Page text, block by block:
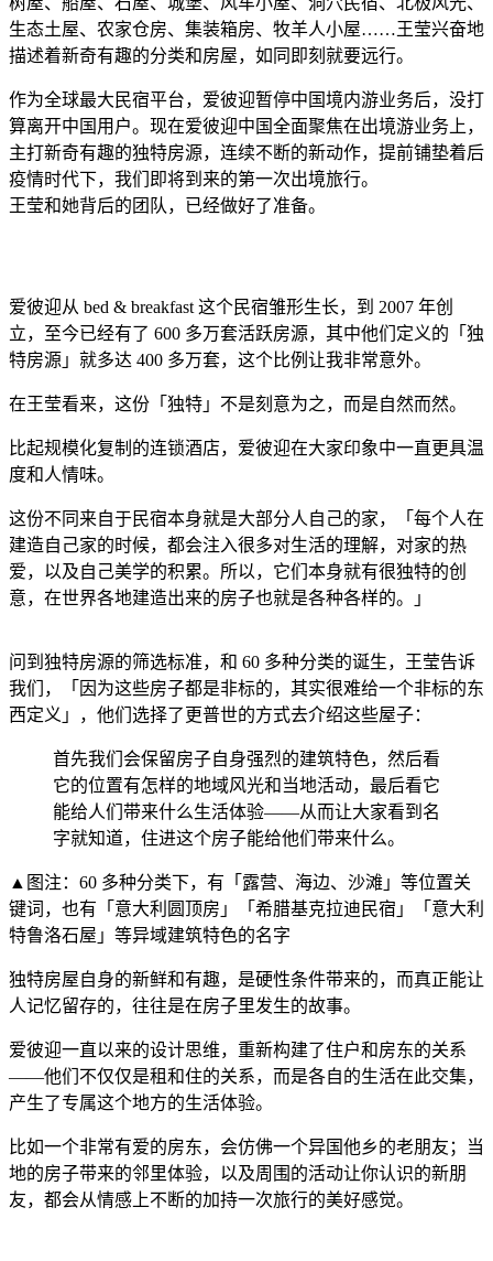
生态土屋、农家仓房、集装箱房、牧羊人小屋……王莹兴奋地
描述着新奇有趣的分类和房屋，如同即刻就要远行。
作为全球最大民宿平台，爱彼迎暂停中国境内游业务后，没打
算离开中国用户。现在爱彼迎中国全面聚焦在出境游业务上，
主打新奇有趣的独特房源，连续不断的新动作，提前铺垫着后
疫情时代下，我们即将到来的第一次出境旅行。
王莹和她背后的团队，已经做好了准备。
爱彼迎从 bed & breakfast 这个民宿雏形生长，到 2007 年创
立，至今已经有了 600 多万套活跃房源，其中他们定义的「独
特房源」就多达 400 多万套，这个比例让我非常意外。
在王莹看来，这份「独特」不是刻意为之，而是自然而然。
比起规模化复制的连锁酒店，爱彼迎在大家印象中一直更具温
度和人情味。
这份不同来自于民宿本身就是大部分人自己的家，「每个人在
建造自己家的时候，都会注入很多对生活的理解，对家的热
爱，以及自己美学的积累。所以，它们本身就有很独特的创
意，在世界各地建造出来的房子也就是各种各样的。」
问到独特房源的筛选标准，和 60 多种分类的诞生，王莹告诉
我们，「因为这些房子都是非标的，其实很难给一个非标的东
西定义」，他们选择了更普世的方式去介绍这些屋子：
首先我们会保留房子自身强烈的建筑特色，然后看
它的位置有怎样的地域风光和当地活动，最后看它
能给人们带来什么生活体验——从而让大家看到名
字就知道，住进这个房子能给他们带来什么。
▲图注：60 多种分类下，有「露营、海边、沙滩」等位置关
键词，也有「意大利圆顶房」「希腊基克拉迪民宿」「意大利
特鲁洛石屋」等异域建筑特色的名字
独特房屋自身的新鲜和有趣，是硬性条件带来的，而真正能让
人记忆留存的，往往是在房子里发生的故事。
爱彼迎一直以来的设计思维，重新构建了住户和房东的关系
——他们不仅仅是租和住的关系，而是各自的生活在此交集，
产生了专属这个地方的生活体验。
比如一个非常有爱的房东，会仿佛一个异国他乡的老朋友；当
地的房子带来的邻里体验，以及周围的活动让你认识的新朋
友，都会从情感上不断的加持一次旅行的美好感觉。